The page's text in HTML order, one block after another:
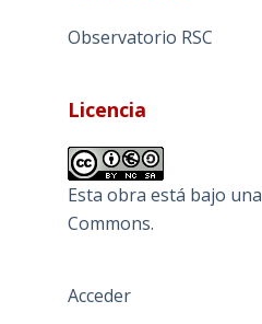
Observatorio RSC
Licencia
Esta obra está bajo una
Commons.
Acceder